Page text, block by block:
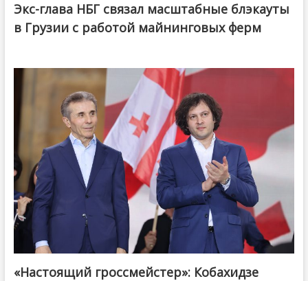
Экс-глава НБГ связал масштабные блэкауты
в Грузии с работой майнинговых ферм
@ქართული ოცნება / Georgian Dream
«Настоящий гроссмейстер»: Кобахидзе